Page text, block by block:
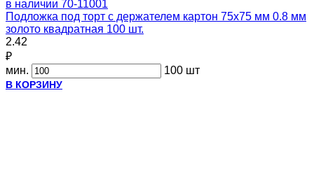
в наличии 70-11001
Подложка под торт с держателем картон 75х75 мм 0.8 мм
золото квадратная 100 шт.
2.42
₽
мин.
100 шт
В КОРЗИНУ